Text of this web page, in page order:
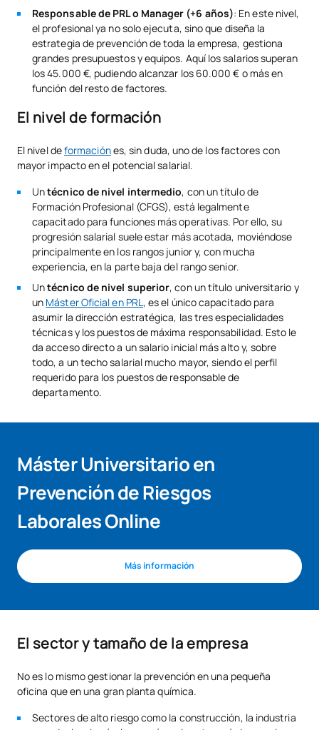
Responsable de PRL o Manager (+6 años): En este nivel,
el profesional ya no solo ejecuta, sino que diseña la
estrategia de prevención de toda la empresa, gestiona
grandes presupuestos y equipos. Aquí los salarios superan
los 45.000 €, pudiendo alcanzar los 60.000 € o más en
función del resto de factores.
El nivel de formación
El nivel deformaciónes, sin duda, uno de los factores con
mayor impacto en el potencial salarial.
Untécnico de nivel intermedio, con un título de
Formación Profesional (CFGS), está legalmente
capacitado para funciones más operativas. Por ello, su
progresión salarial suele estar más acotada, moviéndose
principalmente en los rangos junior y, con mucha
experiencia, en la parte baja del rango senior.
Untécnico de nivel superior, con un título universitario y
un Máster Oficial en PRL, es el único capacitado para
asumir la dirección estratégica, las tres especialidades
técnicas y los puestos de máxima responsabilidad. Esto le
da acceso directo a un salario inicial más alto y, sobre
todo, a un techo salarial mucho mayor, siendo el perfil
requerido para los puestos de responsable de
departamento.
Máster Universitario en
Prevención de Riesgos
Laborales Online
Más información
El sector y tamaño de la empresa
No es lo mismo gestionar la prevención en una pequeña
oficina que en una gran planta química.
Sectores de alto riesgo como la construcción, la industria